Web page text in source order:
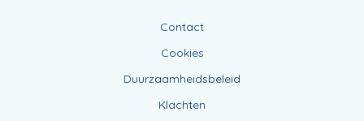
Contact
Cookies
Duurzaamheidsbeleid
Klachten